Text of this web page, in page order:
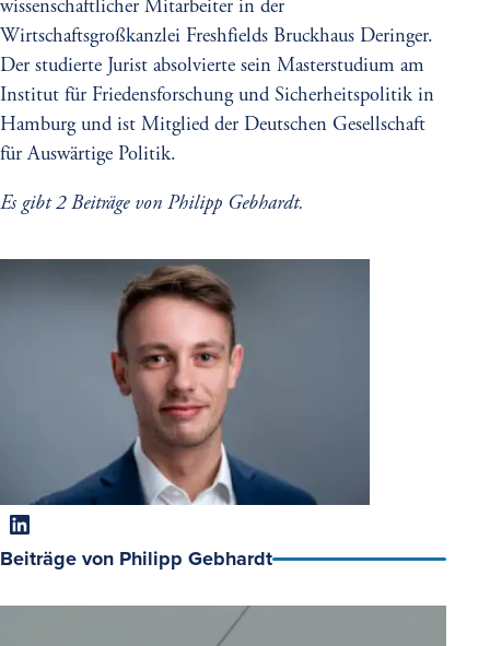
wissenschaftlicher Mitarbeiter in der
Wirtschaftsgroßkanzlei Freshfields Bruckhaus Deringer.
Der studierte Jurist absolvierte sein Masterstudium am
Institut für Friedensforschung und Sicherheitspolitik in
Hamburg und ist Mitglied der Deutschen Gesellschaft
für Auswärtige Politik.
Es gibt 2 Beiträge von Philipp Gebhardt.
LinkedIn
Beiträge von Philipp Gebhardt